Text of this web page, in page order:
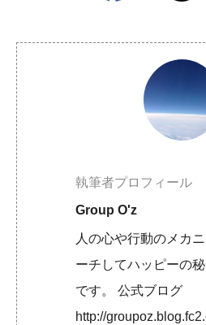
執筆者プロフィール
Group O'z
人の心や行動のメカ
ーチしてハッピーの
です。 公式ブログ
http://